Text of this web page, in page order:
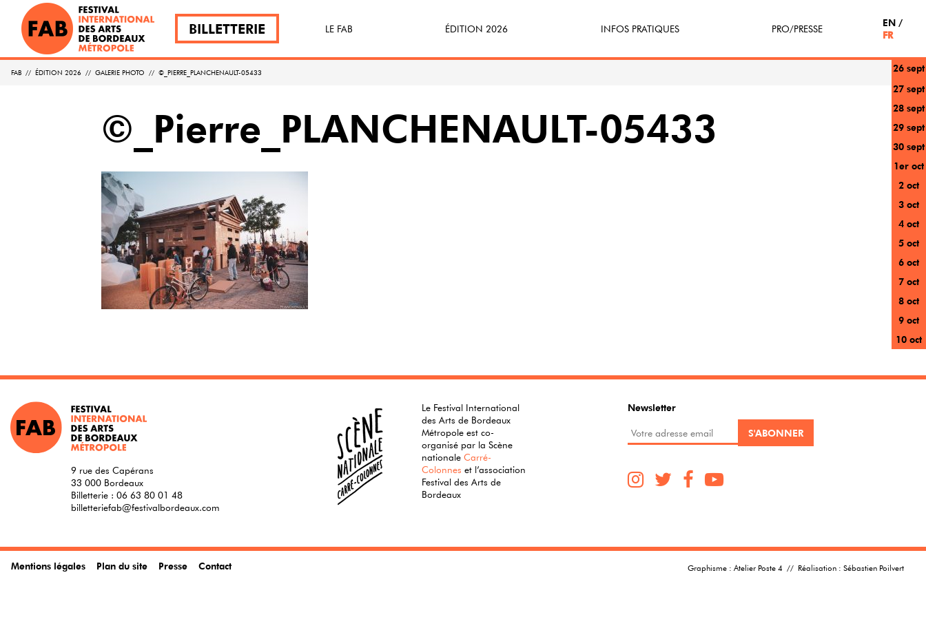
BILLETTERIE LE FAB
FABécoresponsable
ÉDITION 2026 INFOS PRATIQUES
Participe(z)
PRO/PRESSE
EN
FR
FAB // ÉDITION 2026 // GALERIE PHOTO // ©_PIERRE_PLANCHENAULT-05433
26 sept
27 sept
28 sept
29 sept
30 sept
1er oct
2 oct
3 oct
4 oct
5 oct
6 oct
7 oct
8 oct
9 oct
10 oct
©_Pierre_PLANCHENAULT-05433
9 rue des Capérans
33 000 Bordeaux
Billetterie : 06 63 80 01 48
billetteriefab@festivalbordeaux.com
Le Festival International
des Arts de Bordeaux
Métropole est co-
organisé par la Scène
nationaleCarré-
Colonnes et l’association
Festival des Arts de
Bordeaux
Newsletter
Mentions légales Plan du site Presse Contact Graphisme : Atelier Poste 4 // Réalisation : Sébastien Poilvert